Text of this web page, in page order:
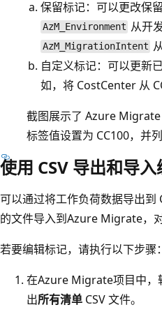
保留标记：可以更改保
AzM_Environment 从开
AzM_MigrationIntent
自定义标记：可以更新
如，将 CostCenter 从
截图展示了 Azure
标签值设置为 CC100，并
使用 CSV 导出和导
可以通过将工作负荷数据导出到
的文件导入到Azure Migrate，
若要编辑标记，请执行以下步骤：
在Azure Migrate项目中，
出所有清单 CSV 文件。